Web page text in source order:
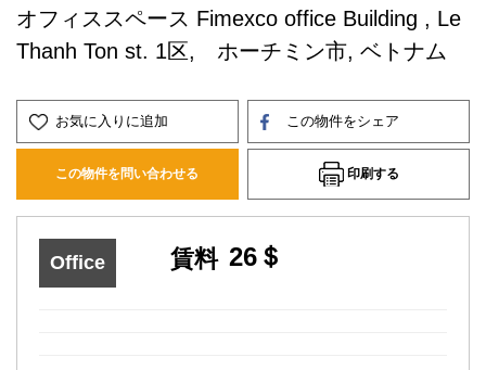
オフィススペース Fimexco office Building , Le
Thanh Ton st. 1区, ホーチミン市, ベトナム
お気に入りに追加 この物件をシェア
この物件を問い合わせる 印刷する
Office 賃料 26＄